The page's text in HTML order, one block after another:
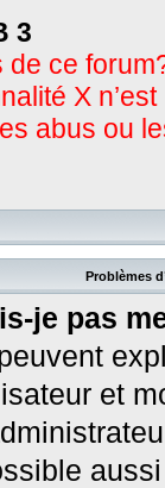
3
de ce
X
abus ou
Problèmes
je pas
et